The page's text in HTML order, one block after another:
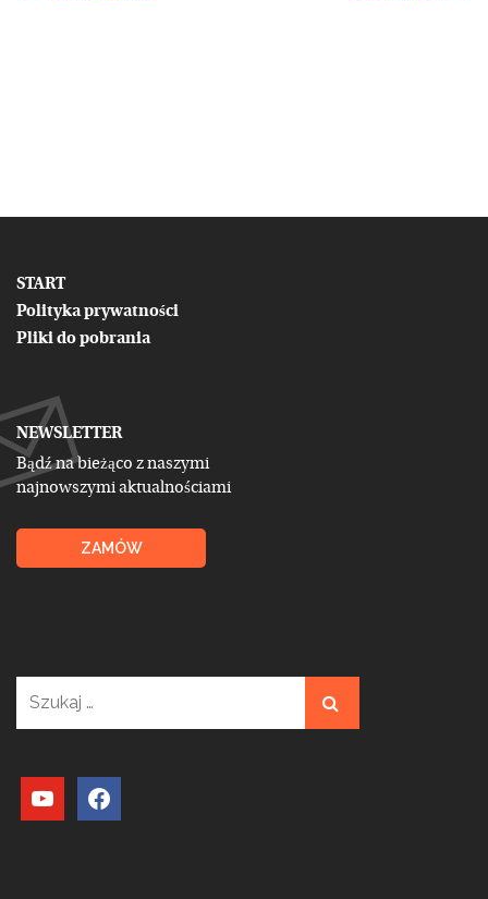
START
Polityka prywatności
Pliki do pobrania
NEWSLETTER
Bądź na bieżąco z naszymi
najnowszymi aktualnościami
ZAMÓW
youtube facebook